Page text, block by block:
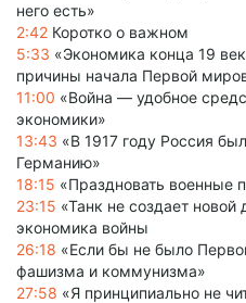
него есть»
2:42 Коротко о важном
5:33 «Экономика конца 19
причины начала Первой
11:00 «Война — удобное
экономики»
13:43 «В 1917 году Россия
Германию»
18:15 «Праздновать военные
23:15 «Танк не создает
экономика войны
26:18 «Если бы не было
фашизма и коммунизма»
27:58 «Я принципиально не